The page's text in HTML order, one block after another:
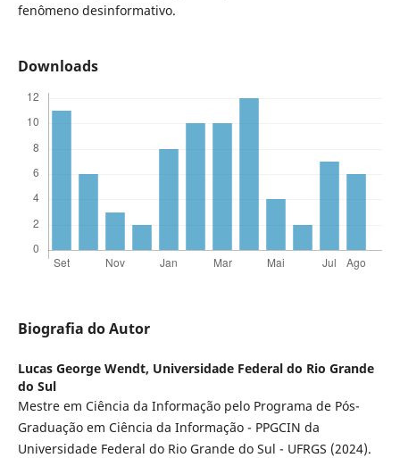
fenômeno desinformativo.
Downloads
Biografia do Autor
Lucas George Wendt, Universidade Federal do Rio Grande
do Sul
Mestre em Ciência da Informação pelo Programa de Pós-
Graduação em Ciência da Informação - PPGCIN da
Universidade Federal do Rio Grande do Sul - UFRGS (2024).